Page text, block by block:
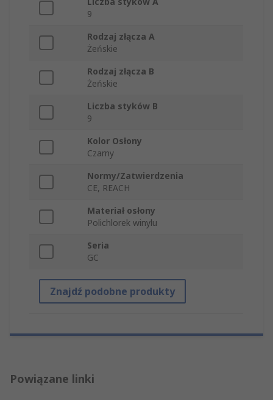
9
Rodzaj złącza A
Żeńskie
Rodzaj złącza B
Żeńskie
Liczba styków B
9
Kolor Osłony
Czarny
Normy/Zatwierdzenia
CE, REACH
Materiał osłony
Polichlorek winylu
Seria
GC
Znajdź podobne produkty
Powiązane linki